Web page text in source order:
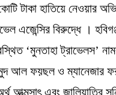
টাকা হাতিয়ে নেওয়ার
এজেন্সির বিরুদ্ধে ।
‘মুনতাহা ট্রাভেলস’
আল ফয়ছল ও ম্যানেজার
আত্মসাৎ এবং জালিয়াতির